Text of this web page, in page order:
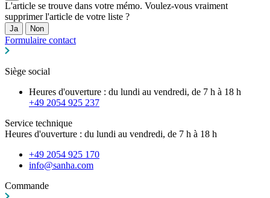
L'article se trouve dans votre mémo. Voulez-vous vraiment
supprimer l'article de votre liste ?
Ja Non
Formulaire contact
Siège social
Heures d'ouverture : du lundi au vendredi, de 7 h à 18 h
+49 2054 925 237
Service technique
Heures d'ouverture : du lundi au vendredi, de 7 h à 18 h
+49 2054 925 170
info@sanha.com
Commande